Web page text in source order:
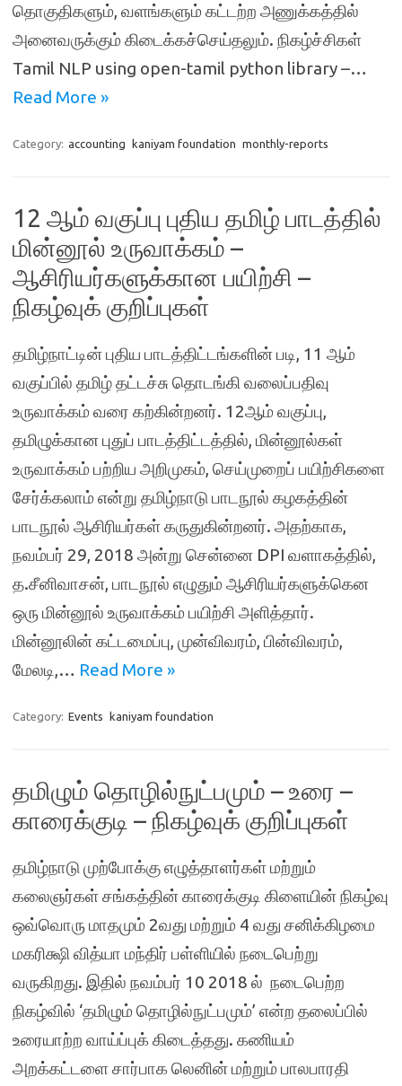
தொகுதிகளும், வளங்களும் கட்டற்ற அணுக்கத்தில்
அனைவருக்கும் கிடைக்கச்செய்தலும். நிகழ்ச்சிகள்
Tamil NLP using open-tamil python library –…
Read More »
Category: accounting kaniyam foundation monthly-reports
12 ஆம் வகுப்பு புதிய தமிழ் பாடத்தில்
மின்னூல் உருவாக்கம் –
ஆசிரியர்களுக்கான பயிற்சி –
நிகழ்வுக் குறிப்புகள்
தமிழ்நாட்டின் புதிய பாடத்திட்டங்களின் படி, 11 ஆம்
வகுப்பில் தமிழ் தட்டச்சு தொடங்கி வலைப்பதிவு
உருவாக்கம் வரை கற்கின்றனர். 12ஆம் வகுப்பு,
தமிழுக்கான புதுப் பாடத்திட்டத்தில், மின்னூல்கள்
உருவாக்கம் பற்றிய அறிமுகம், செய்முறைப் பயிற்சிகளை
சேர்க்கலாம் என்று தமிழ்நாடு பாடநூல் கழகத்தின்
பாடநூல் ஆசிரியர்கள் கருதுகின்றனர். அதற்காக,
நவம்பர் 29, 2018 அன்று சென்னை DPI வளாகத்தில்,
த.சீனிவாசன், பாடநூல் எழுதும் ஆசிரியர்களுக்கென
ஒரு மின்னூல் உருவாக்கம் பயிற்சி அளித்தார்.
மின்னூலின் கட்டமைப்பு, முன்விவரம், பின்விவரம்,
மேலடி,… Read More »
Category: Events kaniyam foundation
தமிழும் தொழில்நுட்பமும் – உரை –
காரைக்குடி – நிகழ்வுக் குறிப்புகள்
தமிழ்நாடு முற்போக்கு எழுத்தாளர்கள் மற்றும்
கலைஞர்கள் சங்கத்தின் காரைக்குடி கிளையின் நிகழ்வு
ஒவ்வொரு மாதமும் 2வது மற்றும் 4 வது சனிக்கிழமை
மகரிக்ஷி வித்யா மந்திர் பள்ளியில் நடைபெற்று
வருகிறது. இதில் நவம்பர் 10 2018 ல் நடைபெற்ற
நிகழ்வில் ‘தமிழும் தொழில்நுட்பமும்’ என்ற தலைப்பில்
உரையாற்ற வாய்ப்புக் கிடைத்தது. கணியம்
அறக்கட்டளை சார்பாக லெனின் மற்றும் பாலபாரதி